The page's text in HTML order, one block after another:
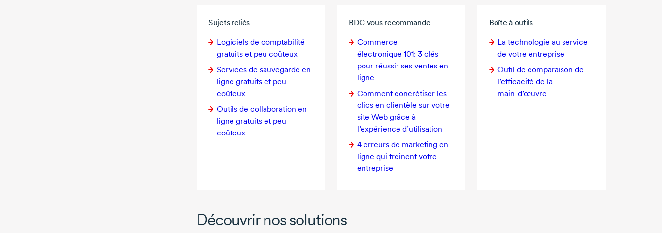
Sujets reliés
Logiciels de comptabilité
gratuits et peu coûteux
Services de sauvegarde en
ligne gratuits et peu
coûteux
Outils de collaboration en
ligne gratuits et peu
coûteux
BDC vous recommande
Commerce
électronique 101: 3 clés
pour réussir ses ventes en
ligne
Comment concrétiser les
clics en clientèle sur votre
site Web grâce à
l’expérience d’utilisation
4 erreursde marketing en
ligne qui freinent votre
entreprise
Boîte à outils
La technologie au service
de votre entreprise
Outil de comparaison de
l’efficacité de la
main-d’œuvre
Découvrir nos solutions